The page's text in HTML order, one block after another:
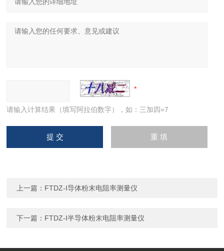
请输入计算结果（填写阿拉伯数字），如：三加四=7
上一篇： FTDZ-I导体粉末电阻率测量仪
下一篇： FTDZ-I半导体粉末电阻率测量仪